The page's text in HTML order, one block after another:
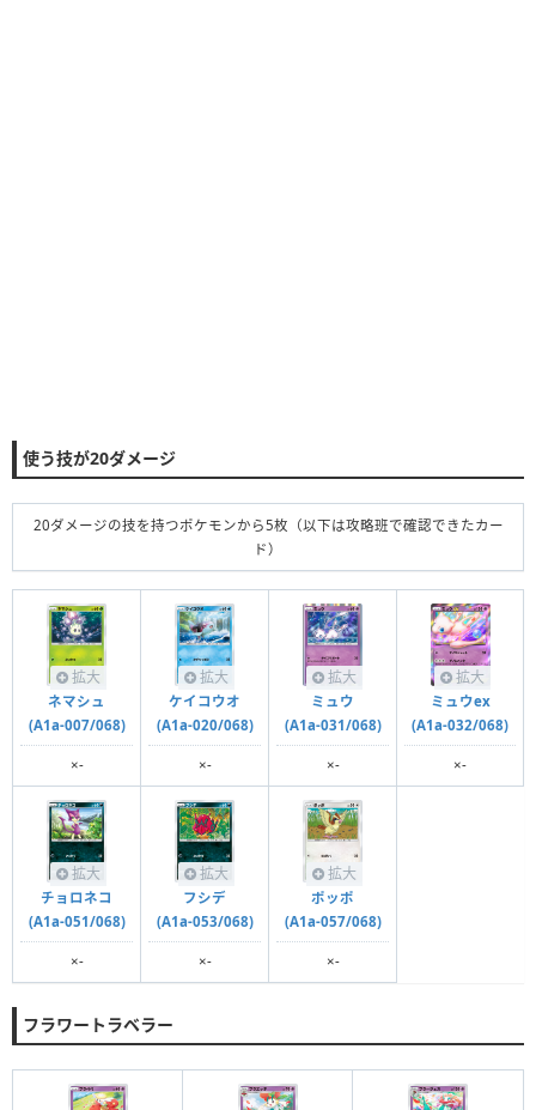
使う技が20ダメージ
20ダメージの技を持つポケモンから5枚（以下は攻略班で確認できたカー
ド）
拡大
ネマシュ
(A1a-007/068)
×-
拡大
ケイコウオ
(A1a-020/068)
×-
拡大
ミュウ
(A1a-031/068)
×-
拡大
ミュウex
(A1a-032/068)
×-
拡大
チョロネコ
(A1a-051/068)
×-
拡大
フシデ
(A1a-053/068)
×-
拡大
ポッポ
(A1a-057/068)
×-
フラワートラベラー